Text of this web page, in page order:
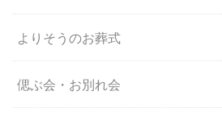
よりそうのお葬式
偲ぶ会・お別れ会